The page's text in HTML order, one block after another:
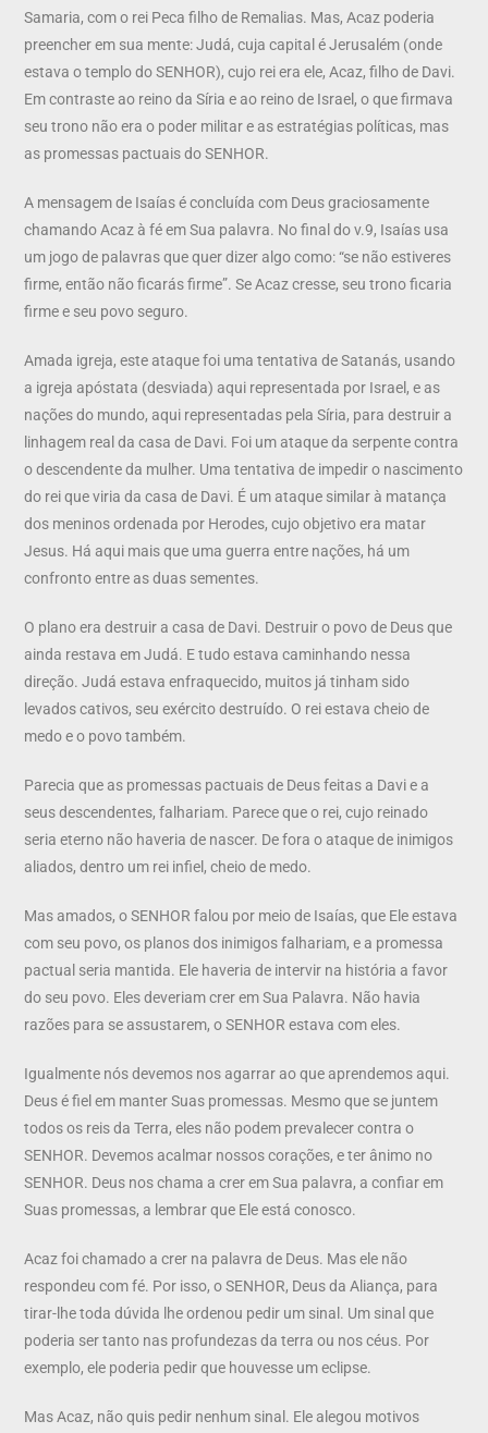
Samaria, com o rei Peca filho de Remalias. Mas, Acaz poderia
preencher em sua mente: Judá, cuja capital é Jerusalém (onde
estava o templo do SENHOR), cujo rei era ele, Acaz, filho de Davi.
Em contraste ao reino da Síria e ao reino de Israel, o que firmava
seu trono não era o poder militar e as estratégias políticas, mas
as promessas pactuais do SENHOR.
A mensagem de Isaías é concluída com Deus graciosamente
chamando Acaz à fé em Sua palavra. No final do v.9, Isaías usa
um jogo de palavras que quer dizer algo como: “se não estiveres
firme, então não ficarás firme”. Se Acaz cresse, seu trono ficaria
firme e seu povo seguro.
Amada igreja, este ataque foi uma tentativa de Satanás, usando
a igreja apóstata (desviada) aqui representada por Israel, e as
nações do mundo, aqui representadas pela Síria, para destruir a
linhagem real da casa de Davi. Foi um ataque da serpente contra
o descendente da mulher. Uma tentativa de impedir o nascimento
do rei que viria da casa de Davi. É um ataque similar à matança
dos meninos ordenada por Herodes, cujo objetivo era matar
Jesus. Há aqui mais que uma guerra entre nações, há um
confronto entre as duas sementes.
O plano era destruir a casa de Davi. Destruir o povo de Deus que
ainda restava em Judá. E tudo estava caminhando nessa
direção. Judá estava enfraquecido, muitos já tinham sido
levados cativos, seu exército destruído. O rei estava cheio de
medo e o povo também.
Parecia que as promessas pactuais de Deus feitas a Davi e a
seus descendentes, falhariam. Parece que o rei, cujo reinado
seria eterno não haveria de nascer. De fora o ataque de inimigos
aliados, dentro um rei infiel, cheio de medo.
Mas amados, o SENHOR falou por meio de Isaías, que Ele estava
com seu povo, os planos dos inimigos falhariam, e a promessa
pactual seria mantida. Ele haveria de intervir na história a favor
do seu povo. Eles deveriam crer em Sua Palavra. Não havia
razões para se assustarem, o SENHOR estava com eles.
Igualmente nós devemos nos agarrar ao que aprendemos aqui.
Deus é fiel em manter Suas promessas. Mesmo que se juntem
todos os reis da Terra, eles não podem prevalecer contra o
SENHOR. Devemos acalmar nossos corações, e ter ânimo no
SENHOR. Deus nos chama a crer em Sua palavra, a confiar em
Suas promessas, a lembrar que Ele está conosco.
Acaz foi chamado a crer na palavra de Deus. Mas ele não
respondeu com fé. Por isso, o SENHOR, Deus da Aliança, para
tirar-lhe toda dúvida lhe ordenou pedir um sinal. Um sinal que
poderia ser tanto nas profundezas da terra ou nos céus. Por
exemplo, ele poderia pedir que houvesse um eclipse.
Mas Acaz, não quis pedir nenhum sinal. Ele alegou motivos